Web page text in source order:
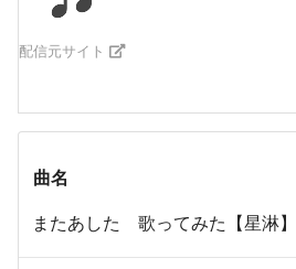
配信元サイト
曲名
またあした 歌ってみた【星淋】